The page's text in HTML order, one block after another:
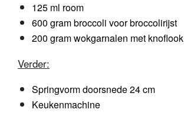
125 ml room
600 gram broccoli voor broccolirijst
200 gram wokgarnalen met knoflook
Verder:
Springvorm doorsnede 24 cm
Keukenmachine